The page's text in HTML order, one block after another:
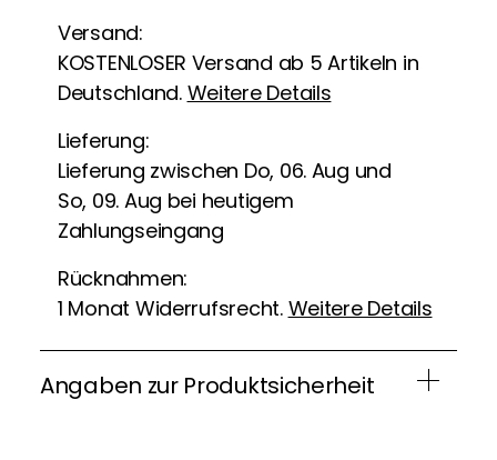
Versand:
KOSTENLOSER Versand ab 5 Artikeln in
Deutschland. Weitere Details
Lieferung:
Lieferung zwischen Do, 06. Aug und
So, 09. Aug bei heutigem
Zahlungseingang
Rücknahmen:
1 Monat Widerrufsrecht. Weitere Details
Angaben zur Produktsicherheit